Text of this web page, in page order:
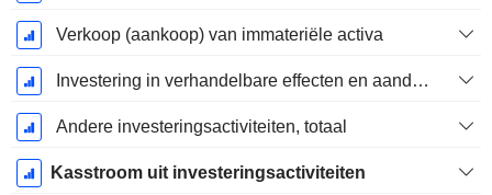
Verkoop (aankoop) van immateriële activa
Investering in verhandelbare effecten en aandelen, totaal
Andere investeringsactiviteiten, totaal
Kasstroom uit investeringsactiviteiten